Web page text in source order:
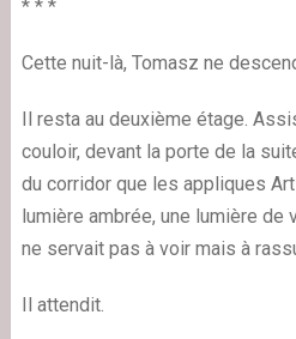
* * *
Cette nuit-là, Tomasz ne
Il resta au deuxième étage.
couloir, devant la porte de la
du corridor que les appliques Art
lumière ambrée, une lumière de
ne servait pas à voir mais à
Il attendit.